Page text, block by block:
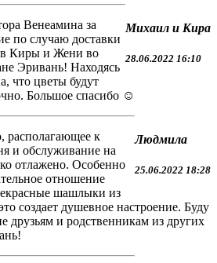
Михаил и Кира
28.06.2022 16:10
Венеамина за
по случаю доставки
Киры и Жени во
Эривань! Находясь
что цветы будут
Большое спасибо ☺️
Людмила
25.06.2022 18:28
располагающее к
и обслуживание на
отлажено. Особенно
отношение
шашлыки из
создает душевное настроение. Буду
друзьям и родственникам из других